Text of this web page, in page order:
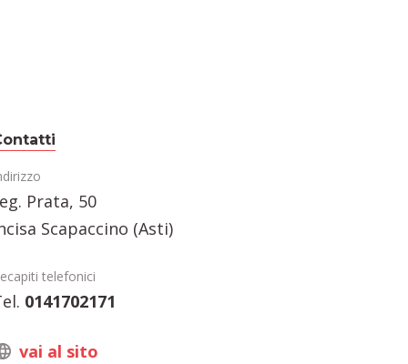
Prata, 50
Scapaccino (Asti)
telefonici
0141702171
vai al sito